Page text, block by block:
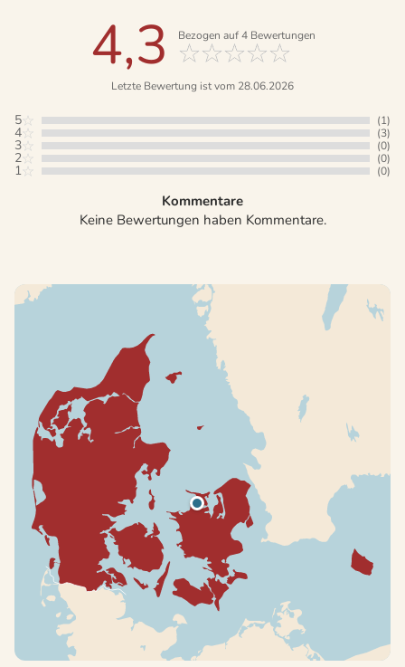
4,3 Bezogen auf4Bewertungen
Letzte Bewertung ist vom 28.06.2026
5 (1)
4 (3)
3 (0)
2 (0)
1 (0)
Kommentare
Keine Bewertungen haben Kommentare.